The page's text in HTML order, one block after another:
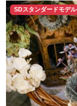
SDスタンダードモデル